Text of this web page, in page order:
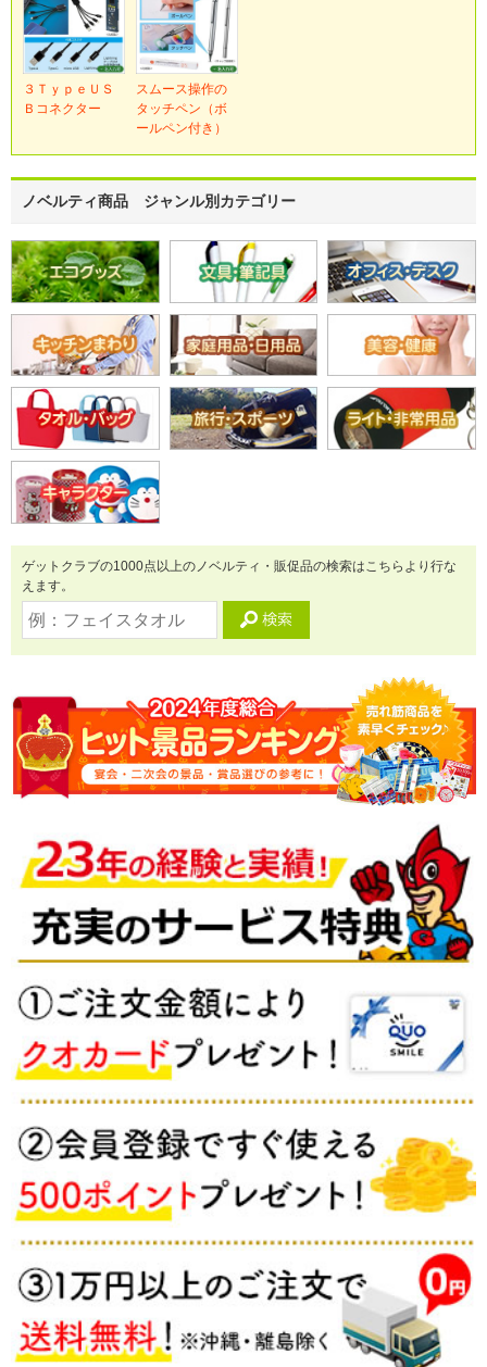
３ＴｙｐｅＵＳ
Ｂコネクター
スムース操作の
タッチペン（ボ
ールペン付き）
ノベルティ商品 ジャンル別カテゴリー
ゲットクラブの1000点以上のノベルティ・販促品の検索はこちらより行な
えます。